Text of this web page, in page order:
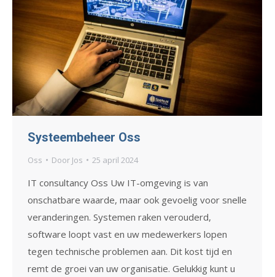
Systeembeheer Oss
Oss Door Jos 25 april 2024
IT consultancy Oss Uw IT-omgeving is van
onschatbare waarde, maar ook gevoelig voor snelle
veranderingen. Systemen raken verouderd,
software loopt vast en uw medewerkers lopen
tegen technische problemen aan. Dit kost tijd en
remt de groei van uw organisatie. Gelukkig kunt u